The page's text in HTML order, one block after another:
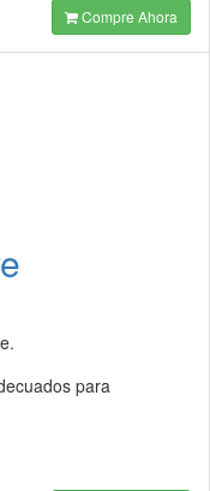
Compre Ahora
para